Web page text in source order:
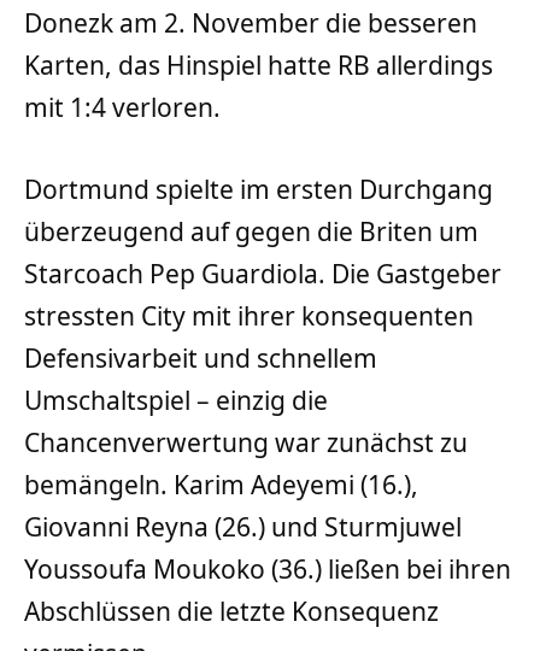
Donezk am 2. November die besseren
Karten, das Hinspiel hatte RB allerdings
mit 1:4 verloren.
Dortmund spielte im ersten Durchgang
überzeugend auf gegen die Briten um
Starcoach Pep Guardiola. Die Gastgeber
stressten City mit ihrer konsequenten
Defensivarbeit und schnellem
Umschaltspiel – einzig die
Chancenverwertung war zunächst zu
bemängeln. Karim Adeyemi (16.),
Giovanni Reyna (26.) und Sturmjuwel
Youssoufa Moukoko (36.) ließen bei ihren
Abschlüssen die letzte Konsequenz